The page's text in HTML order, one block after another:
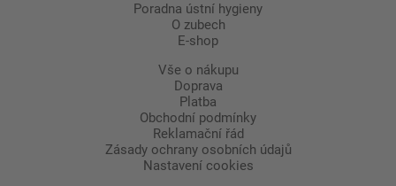
Poradna ústní hygieny
O zubech
E-shop
Vše o nákupu
Doprava
Platba
Obchodní podmínky
Reklamační řád
Zásady ochrany osobních údajů
Nastavení cookies